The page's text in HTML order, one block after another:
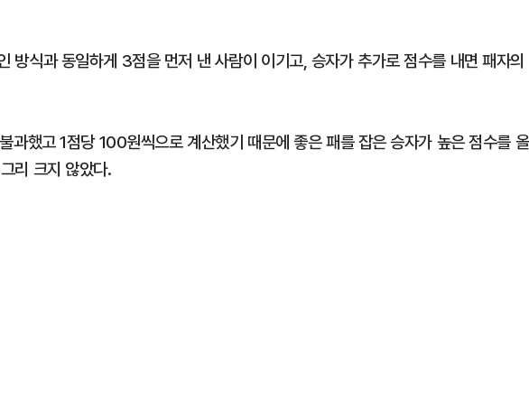
방식과 동일하게 3점을 먼저 낸 사람이 이기고, 승자가 추가로 점수를 내면 패자의
했고 1점당 100원씩으로 계산했기 때문에 좋은 패를 잡은 승자가 높은 점수를 올
리 크지 않았다.